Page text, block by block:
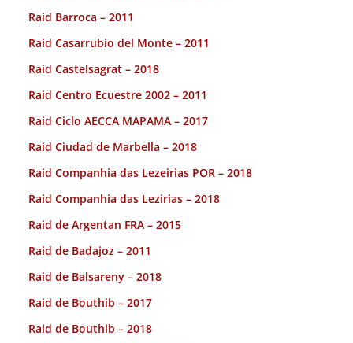
Raid Barroca – 2011
Raid Casarrubio del Monte – 2011
Raid Castelsagrat – 2018
Raid Centro Ecuestre 2002 – 2011
Raid Ciclo AECCA MAPAMA – 2017
Raid Ciudad de Marbella – 2018
Raid Companhia das Lezeirias POR – 2018
Raid Companhia das Lezirias – 2018
Raid de Argentan FRA – 2015
Raid de Badajoz – 2011
Raid de Balsareny – 2018
Raid de Bouthib – 2017
Raid de Bouthib – 2018